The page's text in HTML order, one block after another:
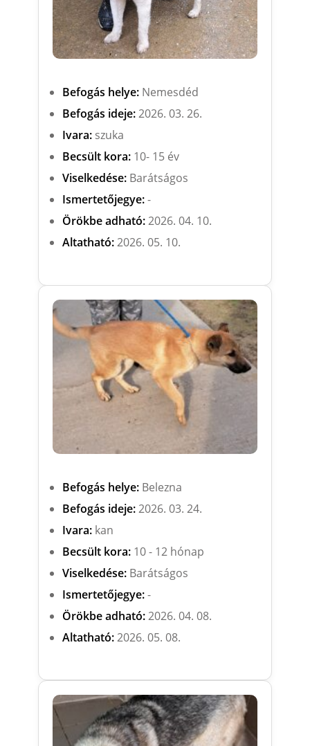
Befogás helye:Nemesdéd
Befogás ideje:2026. 03. 26.
Ivara:szuka
Becsült kora:10- 15 év
Viselkedése:Barátságos
Ismertetőjegye:-
Örökbe adható:2026. 04. 10.
Altatható:2026. 05. 10.
Befogás helye:Belezna
Befogás ideje:2026. 03. 24.
Ivara:kan
Becsült kora:10 - 12 hónap
Viselkedése:Barátságos
Ismertetőjegye:-
Örökbe adható:2026. 04. 08.
Altatható:2026. 05. 08.